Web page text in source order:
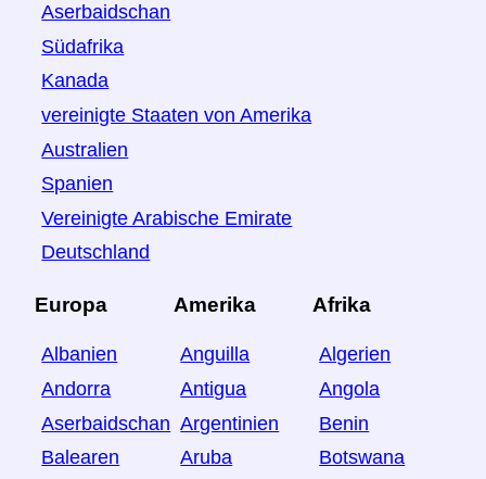
Aserbaidschan
Südafrika
Kanada
vereinigte Staaten von Amerika
Australien
Spanien
Vereinigte Arabische Emirate
Deutschland
Europa
Albanien
Andorra
Aserbaidschan
Balearen
Amerika
Anguilla
Antigua
Argentinien
Aruba
Afrika
Algerien
Angola
Benin
Botswana